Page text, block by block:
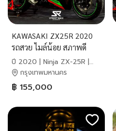
KAWASAKI ZX25R 2020
รถสวย ไมล์น้อย สภาพดี
ปี 2020 | Ninja ZX-25R |
Kawasaki
กรุงเทพมหานคร
฿ 155,000